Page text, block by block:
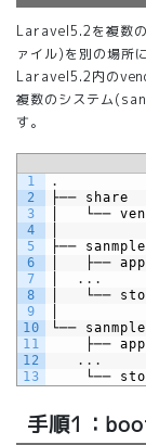
Laravel5.2を複数
ァイル)を別の場所
Laravel5.2内の
複数のシステム
す。
1
2
3
4
5
6
7
8
9
10
11
12
13
.
├──
share
└──
├──
├── app
. . .
└──
└──
├── app
. . .
└──
手順1：